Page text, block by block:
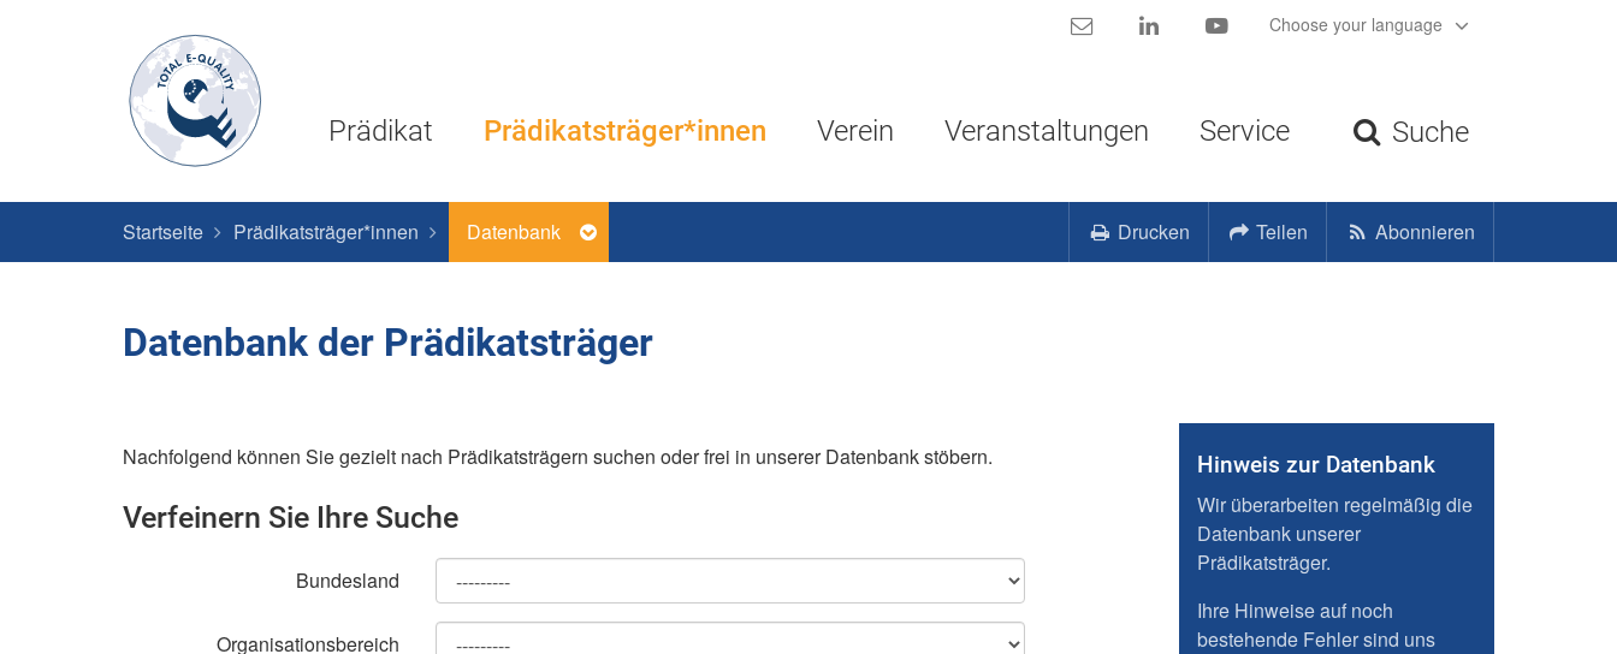
Kontakt LinkedIn YouTubeChoose your language
Prädikat Prädikatsträger*innen Verein Veranstaltungen Service Suche
Startseite Prädikatsträger*innen Datenbank Drucken Teilen Abonnieren
Datenbank der Prädikatsträger
Nachfolgend können Sie gezielt nach Prädikatsträgern suchen oder frei in unserer Datenbank stöbern.
Verfeinern Sie Ihre Suche
Bundesland
Organisationsbereich
Hinweis zur Datenbank
Wir überarbeiten regelmäßig die
Datenbank unserer
Prädikatsträger.
Ihre Hinweise auf noch
bestehende Fehler sind uns